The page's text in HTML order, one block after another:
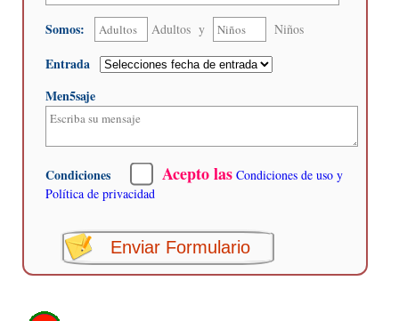
Somos: Adultos y Niños
Entrada
Men5saje
Condiciones Acepto las Condiciones de uso y
Política de privacidad
Enviar Formulario